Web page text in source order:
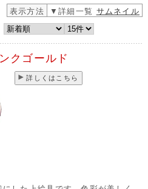
表示方法 ▼詳細一覧 サムネイル
ゴールド
詳しくはこちら